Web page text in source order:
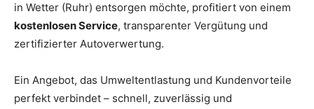
in Wetter (Ruhr) entsorgen möchte, profitiert von einem
kostenlosen Service, transparenter Vergütung und
zertifizierter Autoverwertung.
Ein Angebot, das Umweltentlastung und Kundenvorteile
perfekt verbindet – schnell, zuverlässig und